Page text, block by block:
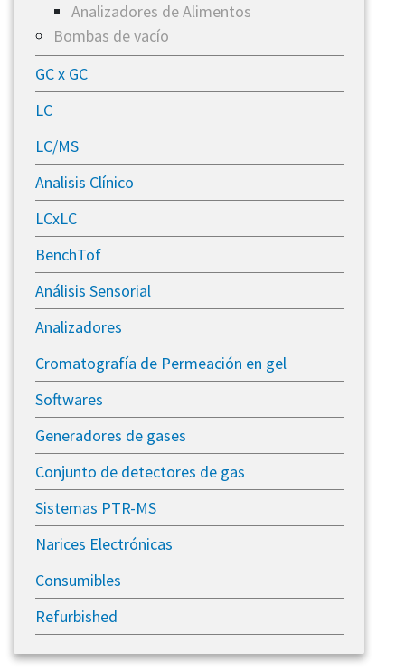
​Analizadores de Alimentos
Bombas de vacío
GC x GC
LC
LC/MS
Analisis Clínico
LCxLC
BenchTof
Análisis Sensorial
Analizadores
Cromatografía de Permeación en gel
Softwares
Generadores de gases
​Conjunto de detectores de gas
Sistemas PTR-MS
Narices Electrónicas
Consumibles
Refurbished